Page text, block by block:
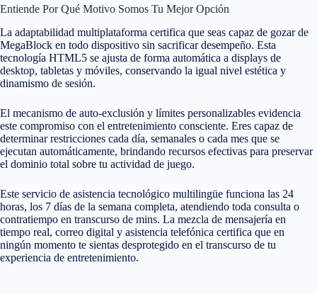
Entiende Por Qué Motivo Somos Tu Mejor Opción
La adaptabilidad multiplataforma certifica que seas capaz de gozar de
MegaBlock en todo dispositivo sin sacrificar desempeño. Esta
tecnología HTML5 se ajusta de forma automática a displays de
desktop, tabletas y móviles, conservando la igual nivel estética y
dinamismo de sesión.
El mecanismo de auto-exclusión y límites personalizables evidencia
este compromiso con el entretenimiento consciente. Eres capaz de
determinar restricciones cada día, semanales o cada mes que se
ejecutan automáticamente, brindando recursos efectivas para preservar
el dominio total sobre tu actividad de juego.
Este servicio de asistencia tecnológico multilingüe funciona las 24
horas, los 7 días de la semana completa, atendiendo toda consulta o
contratiempo en transcurso de mins. La mezcla de mensajería en
tiempo real, correo digital y asistencia telefónica certifica que en
ningún momento te sientas desprotegido en el transcurso de tu
experiencia de entretenimiento.